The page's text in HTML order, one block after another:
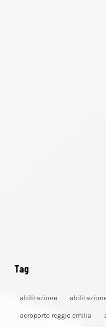
Tag
abilitazione
aeroporto reggio emilia